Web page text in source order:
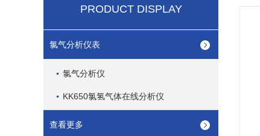
PRODUCT DISPLAY
氯气分析仪表
氯气分析仪
KK650氯氢气体在线分析仪
查看更多